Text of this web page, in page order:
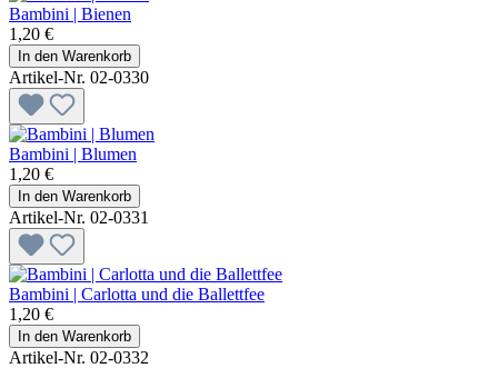
Bambini | Bienen
1,20 €
In den Warenkorb
Artikel-Nr. 02-0330
Bambini | Blumen
1,20 €
In den Warenkorb
Artikel-Nr. 02-0331
Bambini | Carlotta und die Ballettfee
1,20 €
In den Warenkorb
Artikel-Nr. 02-0332